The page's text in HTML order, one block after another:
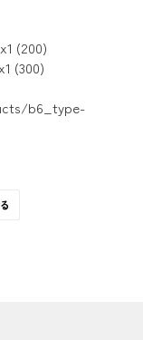
(200)
(300)
b6_type-